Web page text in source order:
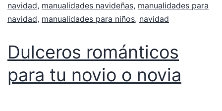
navidad, manualidades navideñas, manualidades para
navidad, manualidades para niños, navidad
Dulceros románticos
para tu novio o novia